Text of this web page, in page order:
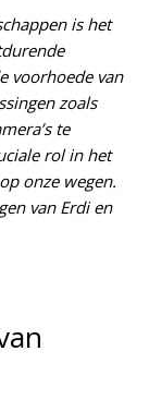
is het
voorhoede van
zoals
te
rol in het
onze wegen.
van Erdi en